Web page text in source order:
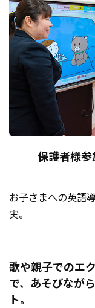
保護者様参
お子さまへの英語
実。
歌や親子でのエ
で、あそびなが
ト。